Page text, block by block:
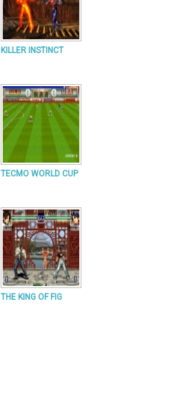
KILLER INSTINCT
TECMO WORLD CUP
THE KING OF FIG